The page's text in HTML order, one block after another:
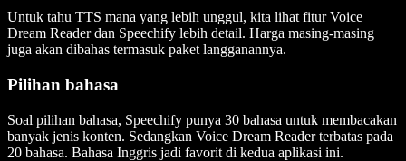
Untuk tahu TTS mana yang lebih unggul, kita lihat fitur Voice
Dream Reader dan Speechify lebih detail. Harga masing-masing
juga akan dibahas termasuk paket langganannya.
Pilihan bahasa
Soal pilihan bahasa, Speechify punya 30 bahasa untuk membacakan
banyak jenis konten. Sedangkan Voice Dream Reader terbatas pada
20 bahasa. Bahasa Inggris jadi favorit di kedua aplikasi ini.